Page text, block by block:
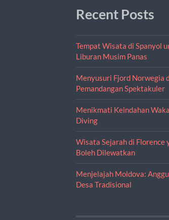
Recent Posts
Tempat Wisata di Spanyol
Liburan Musim Panas
Menyusuri Fjord Norwegia
Pemandangan Spektakuler
Menikmati Keindahan
Diving
Wisata Sejarah di Florence
Boleh Dilewatkan
Menjelajah Moldova:
Desa Tradisional